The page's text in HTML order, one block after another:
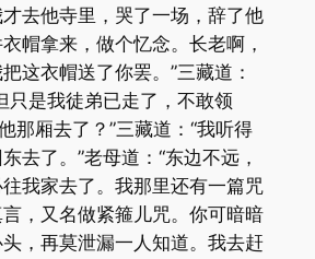
去他寺里，哭了一场，辞了他
帽拿来，做个忆念。长老啊，
这衣帽送了你罢。”三藏道：
只是我徒弟已走了，不敢领
那厢去了？”三藏道：“我听得
去了。”老母道：“东边不远，
我家去了。我那里还有一篇咒
，又名做紧箍儿咒。你可暗暗
，再莫泄漏一人知道。我去赶